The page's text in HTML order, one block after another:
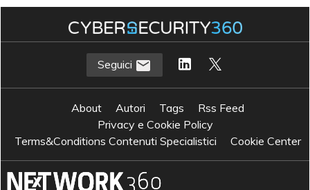
Z Zero Trust Data Management
Seguici
About Autori Tags
Rss Feed
Privacy e Cookie Policy
Terms&Conditions Contenuti Specialistici
Cookie Center